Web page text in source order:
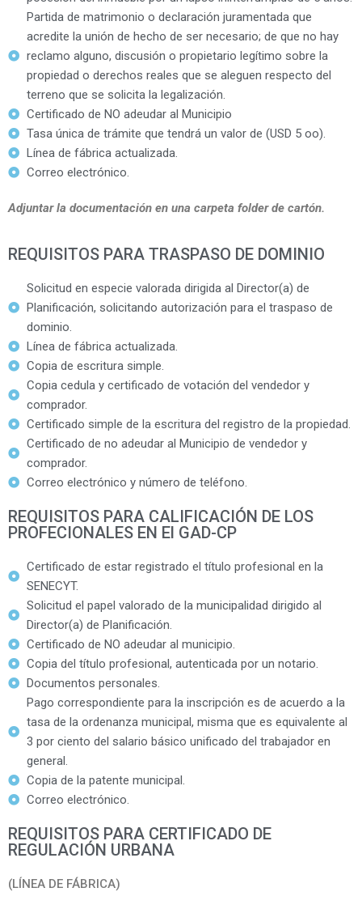
Partida de matrimonio o declaración juramentada que
acredite la unión de hecho de ser necesario; de que no hay
reclamo alguno, discusión o propietario legítimo sobre la
propiedad o derechos reales que se aleguen respecto del
terreno que se solicita la legalización.
Certificado de NO adeudar al Municipio
Tasa única de trámite que tendrá un valor de (USD 5 oo).
Línea de fábrica actualizada.
Correo electrónico.
Adjuntar la documentación en una carpeta folder de cartón.
REQUISITOS PARA TRASPASO DE DOMINIO
Solicitud en especie valorada dirigida al Director(a) de
Planificación, solicitando autorización para el traspaso de
dominio.
Línea de fábrica actualizada.
Copia de escritura simple.
Copia cedula y certificado de votación del vendedor y
comprador.
Certificado simple de la escritura del registro de la propiedad.
Certificado de no adeudar al Municipio de vendedor y
comprador.
Correo electrónico y número de teléfono.
REQUISITOS PARA CALIFICACIÓN DE LOS
PROFECIONALES EN El GAD-CP
Certificado de estar registrado el título profesional en la
SENECYT.
Solicitud el papel valorado de la municipalidad dirigido al
Director(a) de Planificación.
Certificado de NO adeudar al municipio.
Copia del título profesional, autenticada por un notario.
Documentos personales.
Pago correspondiente para la inscripción es de acuerdo a la
tasa de la ordenanza municipal, misma que es equivalente al
3 por ciento del salario básico unificado del trabajador en
general.
Copia de la patente municipal.
Correo electrónico.
REQUISITOS PARA CERTIFICADO DE
REGULACIÓN URBANA
(LÍNEA DE FÁBRICA)